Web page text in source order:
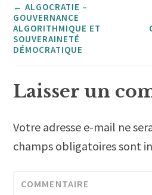
← ALGOCRATIE –
GOUVERNANCE
ALGORITHMIQUE ET
SOUVERAINETÉ
DÉMOCRATIQUE
Laisser un
Votre adresse e-mail ne
champs obligatoires sont
COMMENTAIRE